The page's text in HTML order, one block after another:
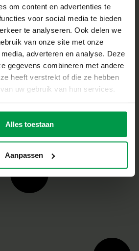
om content en advertenties te
voor social media te bieden
te analyseren. Ook delen we
van onze site met onze
adverteren en analyse. Deze
gegevens combineren met andere
heeft verstrekt of die ze hebben
uw gebruik van hun services.
Alles toestaan
Aanpassen
–
verf
mega
Minimale
leeftijd
2+
– Vormen Minimale